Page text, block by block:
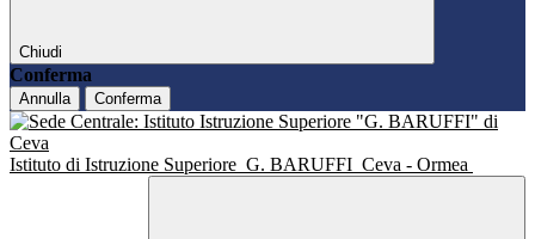
Chiudi
Conferma
Annulla Conferma
Istituto di Istruzione Superiore G. BARUFFI Ceva - Ormea